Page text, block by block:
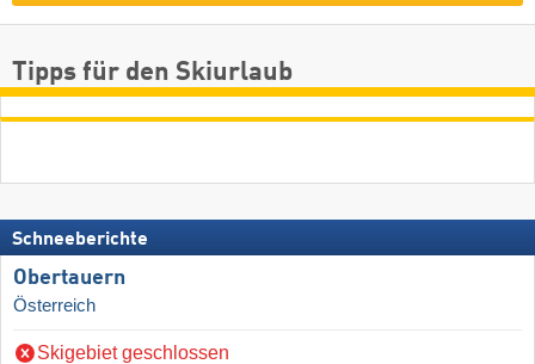
Tipps für den Skiurlaub
Schneeberichte
Obertauern
Österreich
Skigebiet geschlossen